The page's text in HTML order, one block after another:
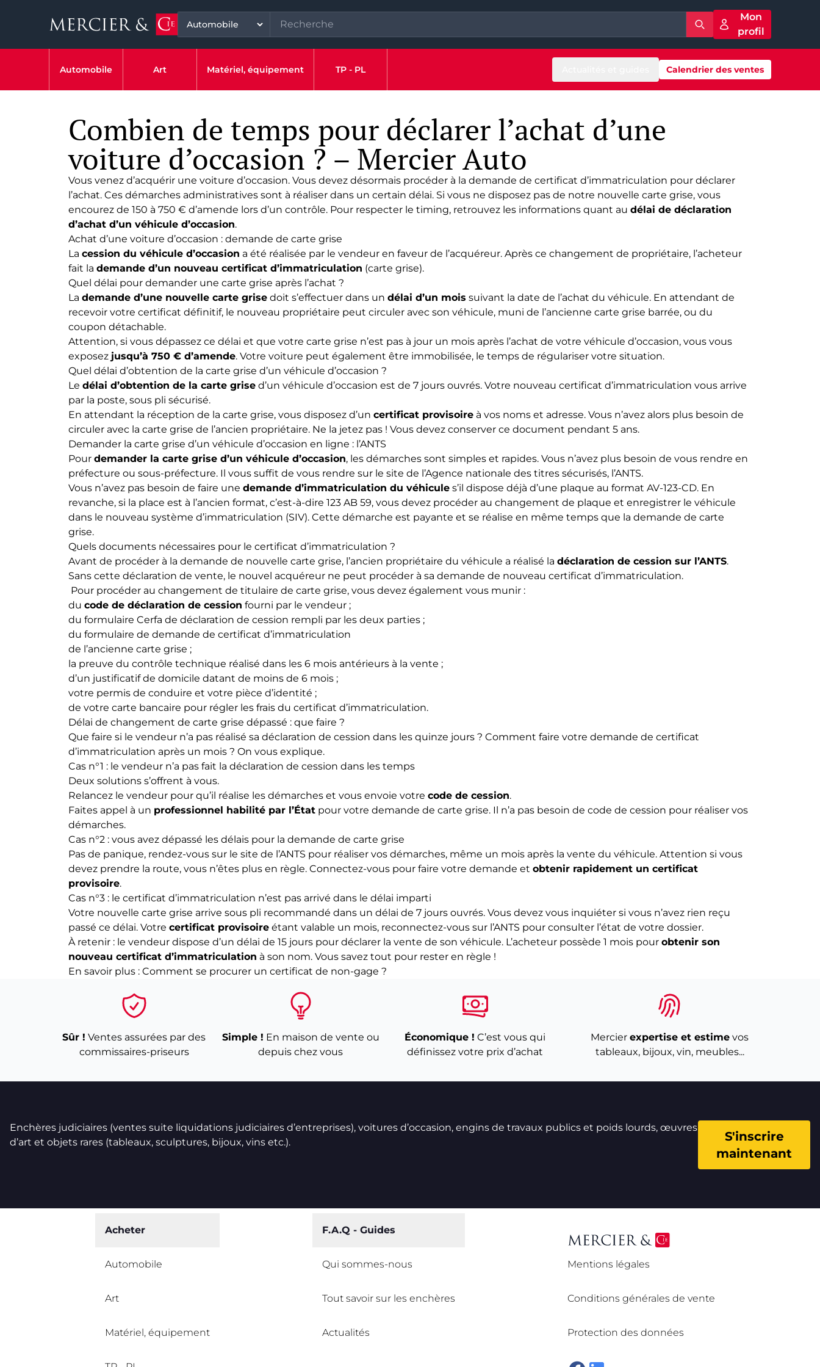
Mon
profil
Automobile Art Matériel, équipement TP - PL Calendrier des ventes
Combien de temps pour déclarer l’achat d’une
voiture d’occasion ? – Mercier Auto
Vous venez d’acquérir une voiture d’occasion. Vous devez désormais procéder à la demande de certificat d’immatriculation pour déclarer
l’achat. Ces démarches administratives sont à réaliser dans un certain délai. Si vous ne disposez pas de notre nouvelle carte grise, vous
encourez de 150 à 750 € d’amende lors d’un contrôle. Pour respecter le timing, retrouvez les informations quant au délai de déclaration
d’achat d’un véhicule d’occasion.
Achat d’une voiture d’occasion : demande de carte grise
La cession du véhicule d’occasion a été réalisée par le vendeur en faveur de l’acquéreur. Après ce changement de propriétaire, l’acheteur
fait la demande d’un nouveau certificat d’immatriculation (carte grise).
Quel délai pour demander une carte grise après l’achat ?
La demande d’une nouvelle carte grisedoit s’effectuer dans un délai d’un mois suivant la date de l’achat du véhicule. En attendant de
recevoir votre certificat définitif, le nouveau propriétaire peut circuler avec son véhicule, muni de l’ancienne carte grise barrée, ou du
coupon détachable.
Attention, si vous dépassez ce délai et que votre carte grise n’est pas à jour un mois après l’achat de votre véhicule d’occasion, vous vous
exposez jusqu’à 750 € d’amende. Votre voiture peut également être immobilisée, le temps de régulariser votre situation.
Quel délai d’obtention de la carte grise d’un véhicule d’occasion ?
Le délai d’obtention de la carte grised’un véhicule d’occasion est de 7 jours ouvrés. Votre nouveau certificat d’immatriculation vous arrive
par la poste, sous pli sécurisé.
En attendant la réception de la carte grise, vous disposez d’un certificat provisoireà vos noms et adresse. Vous n’avez alors plus besoin de
circuler avec la carte grise de l’ancien propriétaire. Ne la jetez pas ! Vous devez conserver ce document pendant 5 ans.
Demander la carte grise d’un véhicule d’occasion en ligne : l’ANTS
Pour demander la carte grise d’un véhicule d’occasion, les démarches sont simples et rapides. Vous n’avez plus besoin de vous rendre en
préfecture ou sous-préfecture. Il vous suffit de vous rendre sur le site de l’Agence nationale des titres sécurisés, l’ANTS.
Vous n’avez pas besoin de faire une demande d’immatriculation du véhicules’il dispose déjà d’une plaque au format AV-123-CD. En
revanche, si la place est à l’ancien format, c’est-à-dire 123 AB 59, vous devez procéder au changement de plaque et enregistrer le véhicule
dans le nouveau système d’immatriculation (SIV). Cette démarche est payante et se réalise en même temps que la demande de carte
grise.
Quels documents nécessaires pour le certificat d’immatriculation ?
Avant de procéder à la demande de nouvelle carte grise, l’ancien propriétaire du véhicule a réalisé la déclaration de cession sur l’ANTS.
Sans cette déclaration de vente, le nouvel acquéreur ne peut procéder à sa demande de nouveau certificat d’immatriculation.
Pour procéder au changement de titulaire de carte grise, vous devez également vous munir :
du code de déclaration de cession fourni par le vendeur ;
du formulaire Cerfa de déclaration de cession rempli par les deux parties ;
du formulaire de demande de certificat d’immatriculation
de l’ancienne carte grise ;
la preuve du contrôle technique réalisé dans les 6 mois antérieurs à la vente ;
d’un justificatif de domicile datant de moins de 6 mois ;
votre permis de conduire et votre pièce d’identité ;
de votre carte bancaire pour régler les frais du certificat d’immatriculation.
Délai de changement de carte grise dépassé : que faire ?
Que faire si le vendeur n’a pas réalisé sa déclaration de cession dans les quinze jours ? Comment faire votre demande de certificat
d’immatriculation après un mois ? On vous explique.
Cas n°1 : le vendeur n’a pas fait la déclaration de cession dans les temps
Deux solutions s’offrent à vous.
Relancez le vendeur pour qu’il réalise les démarches et vous envoie votre code de cession.
Faites appel à un professionnel habilité par l’Étatpour votre demande de carte grise. Il n’a pas besoin de code de cession pour réaliser vos
démarches.
Cas n°2 : vous avez dépassé les délais pour la demande de carte grise
Pas de panique, rendez-vous sur le site de l’ANTS pour réaliser vos démarches, même un mois après la vente du véhicule. Attention si vous
devez prendre la route, vous n’êtes plus en règle. Connectez-vous pour faire votre demande et obtenir rapidement un certificat
provisoire.
Cas n°3 : le certificat d’immatriculation n’est pas arrivé dans le délai imparti
Votre nouvelle carte grise arrive sous pli recommandé dans un délai de 7 jours ouvrés. Vous devez vous inquiéter si vous n’avez rien reçu
passé ce délai. Votre certificat provisoireétant valable un mois, reconnectez-vous sur l’ANTS pour consulter l’état de votre dossier.
À retenir : le vendeur dispose d’un délai de 15 jours pour déclarer la vente de son véhicule. L’acheteur possède 1 mois pour obtenir son
nouveau certificat d’immatriculation à son nom. Vous savez tout pour rester en règle !
En savoir plus : Comment se procurer un certificat de non-gage ?
Sûr ! Ventes assurées par des
commissaires-priseurs
Simple ! En maison de vente ou
depuis chez vous
Économique ! C’est vous qui
définissez votre prix d’achat
Mercier expertise et estime vos
tableaux, bijoux, vin, meubles...
Enchères judiciaires (ventes suite liquidations judiciaires d’entreprises), voitures d’occasion, engins de travaux publics et poids lourds, œuvres
d’art et objets rares (tableaux, sculptures, bijoux, vins etc.).
S'inscrire
maintenant
Acheter
Automobile
Art
Matériel, équipement
F.A.Q - Guides
Qui sommes-nous
Tout savoir sur les enchères
Actualités
Mentions légales
Conditions générales de vente
Protection des données